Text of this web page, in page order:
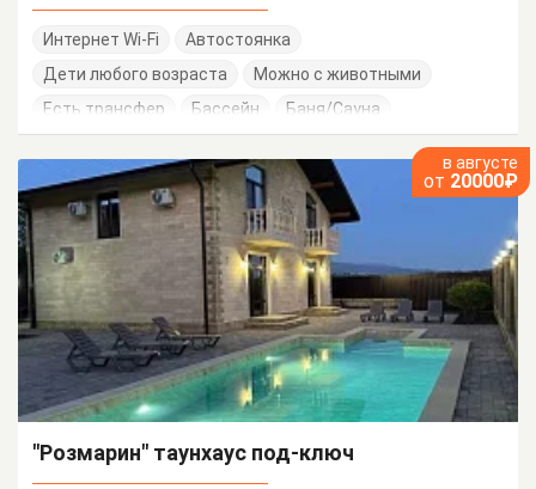
Интернет Wi-Fi
Автостоянка
Дети любого возраста
Можно с животными
Есть трансфер
Бассейн Баня/Сауна
в августе
от 20000₽
"Розмарин" таунхаус под-ключ